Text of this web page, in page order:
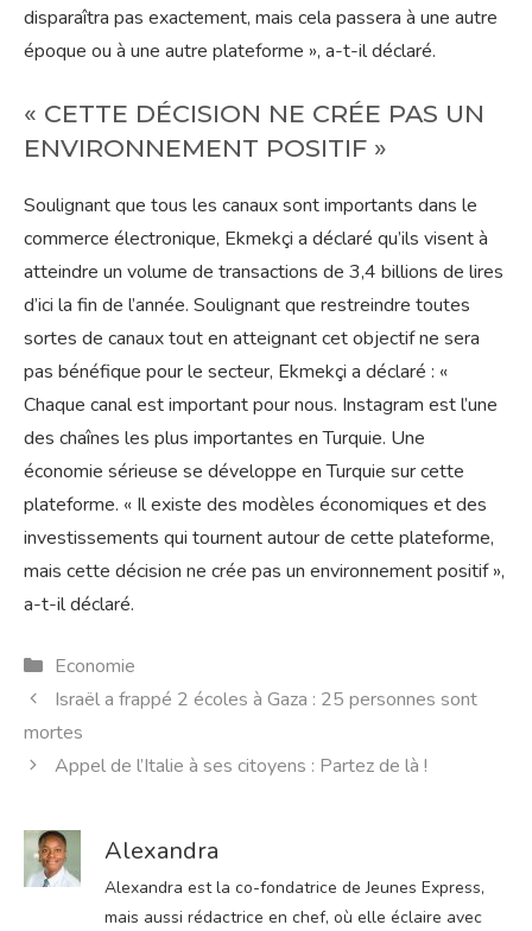
disparaîtra pas exactement, mais cela passera à une autre
époque ou à une autre plateforme », a-t-il déclaré.
« CETTE DÉCISION NE CRÉE PAS UN
ENVIRONNEMENT POSITIF »
Soulignant que tous les canaux sont importants dans le
commerce électronique, Ekmekçi a déclaré qu’ils visent à
atteindre un volume de transactions de 3,4 billions de lires
d’ici la fin de l’année. Soulignant que restreindre toutes
sortes de canaux tout en atteignant cet objectif ne sera
pas bénéfique pour le secteur, Ekmekçi a déclaré : «
Chaque canal est important pour nous. Instagram est l’une
des chaînes les plus importantes en Turquie. Une
économie sérieuse se développe en Turquie sur cette
plateforme. « Il existe des modèles économiques et des
investissements qui tournent autour de cette plateforme,
mais cette décision ne crée pas un environnement positif »,
a-t-il déclaré.
Catégories
Economie
Israël a frappé 2 écoles à Gaza : 25 personnes sont
mortes
Appel de l’Italie à ses citoyens : Partez de là !
Alexandra
Alexandra est la co-fondatrice de Jeunes Express,
mais aussi rédactrice en chef, où elle éclaire avec